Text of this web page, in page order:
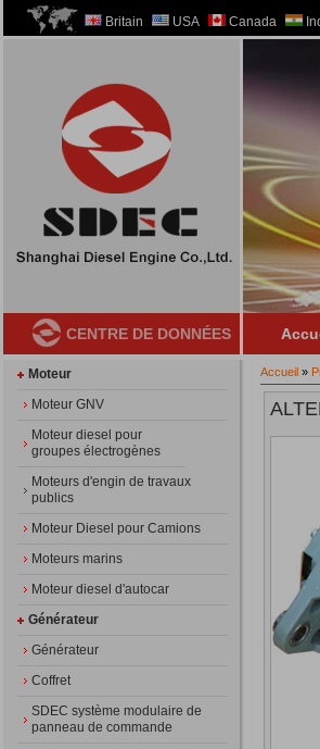
Britain USA Canada
CENTRE DE DONNÉES
Moteur
Moteur GNV
Moteur diesel pour
groupes électrogènes
Moteurs d'engin de travaux
publics
Moteur Diesel pour Camions
Moteurs marins
Moteur diesel d'autocar
Générateur
Générateur
Coffret
SDEC système modulaire de
panneau de commande
Accueil»